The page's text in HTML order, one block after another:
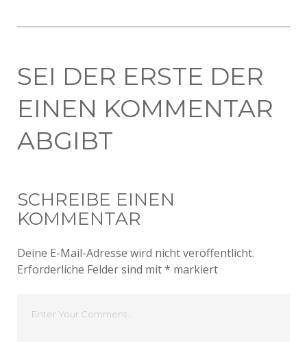
SEI DER ERSTE DER
EINEN KOMMENTAR
ABGIBT
SCHREIBE EINEN
KOMMENTAR
Deine E-Mail-Adresse wird nicht veröffentlicht.
Erforderliche Felder sind mit* markiert
Kommentar